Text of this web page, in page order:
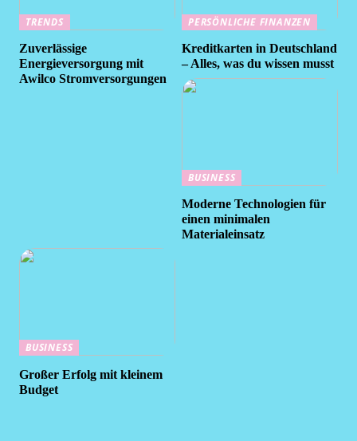
TRENDS
Zuverlässige
Energieversorgung mit
Awilco Stromversorgungen
PERSÖNLICHE FINANZEN
Kreditkarten in Deutschland
– Alles, was du wissen musst
BUSINESS
Moderne Technologien für
einen minimalen
Materialeinsatz
BUSINESS
Großer Erfolg mit kleinem
Budget